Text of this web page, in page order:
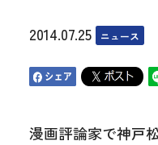
2014.07.25 ニュース
漫画評論家で神戸